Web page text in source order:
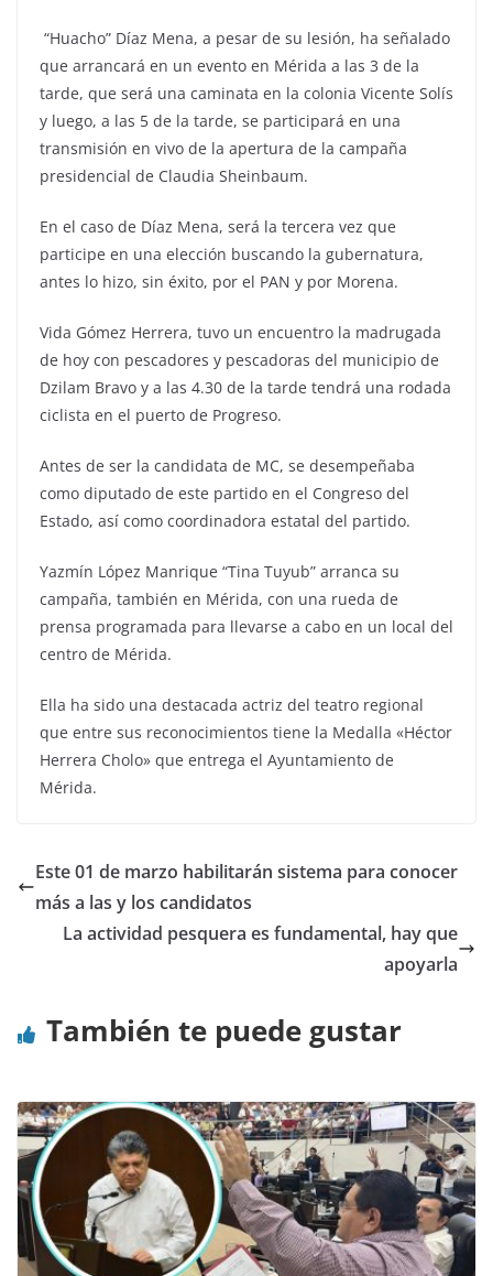
“Huacho” Díaz Mena, a pesar de su lesión, ha señalado
que arrancará en un evento en Mérida a las 3 de la
tarde, que será una caminata en la colonia Vicente Solís
y luego, a las 5 de la tarde, se participará en una
transmisión en vivo de la apertura de la campaña
presidencial de Claudia Sheinbaum.
En el caso de Díaz Mena, será la tercera vez que
participe en una elección buscando la gubernatura,
antes lo hizo, sin éxito, por el PAN y por Morena.
Vida Gómez Herrera, tuvo un encuentro la madrugada
de hoy con pescadores y pescadoras del municipio de
Dzilam Bravo y a las 4.30 de la tarde tendrá una rodada
ciclista en el puerto de Progreso.
Antes de ser la candidata de MC, se desempeñaba
como diputado de este partido en el Congreso del
Estado, así como coordinadora estatal del partido.
Yazmín López Manrique “Tina Tuyub” arranca su
campaña, también en Mérida, con una rueda de
prensa programada para llevarse a cabo en un local del
centro de Mérida.
Ella ha sido una destacada actriz del teatro regional
que entre sus reconocimientos tiene la Medalla «Héctor
Herrera Cholo» que entrega el Ayuntamiento de
Mérida.
Este 01 de marzo habilitarán sistema para conocer
más a las y los candidatos
La actividad pesquera es fundamental, hay que
apoyarla
También te puede gustar